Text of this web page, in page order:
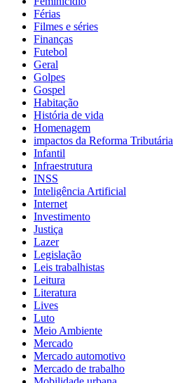
Férias
Filmes e séries
Finanças
Futebol
Geral
Golpes
Gospel
Habitação
História de vida
Homenagem
impactos da Reforma Tributária
Infantil
Infraestrutura
INSS
Inteligência Artificial
Internet
Investimento
Justiça
Lazer
Legislação
Leis trabalhistas
Leitura
Literatura
Lives
Luto
Meio Ambiente
Mercado
Mercado automotivo
Mercado de trabalho